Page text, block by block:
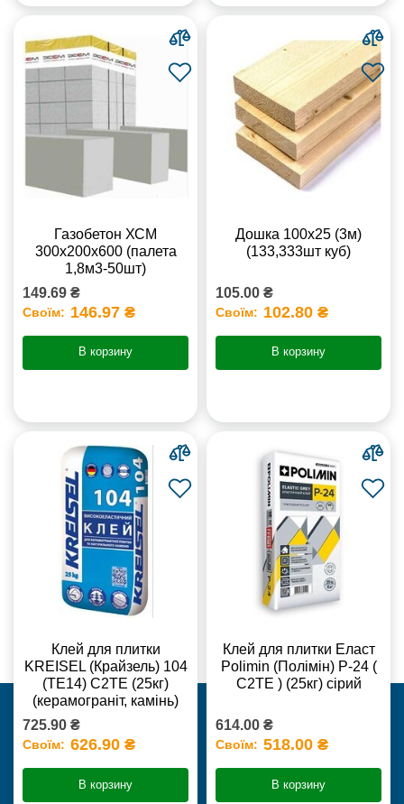
Газобетон ХСМ
300x200x600 (палета
1,8м3-50шт)
149.69 ₴
Своїм: 146.97 ₴
В корзину
Дошка 100х25 (3м)
(133,333шт куб)
105.00 ₴
Своїм: 102.80 ₴
В корзину
Клей для плитки
KREISEL (Крайзель) 104
(ТЕ14) С2TE (25кг)
(керамограніт, камінь)
725.90 ₴
Своїм: 626.90 ₴
В корзину
Клей для плитки Еласт
Polimin (Полімін) Р-24 (
С2ТЕ ) (25кг) сірий
614.00 ₴
Своїм: 518.00 ₴
В корзину